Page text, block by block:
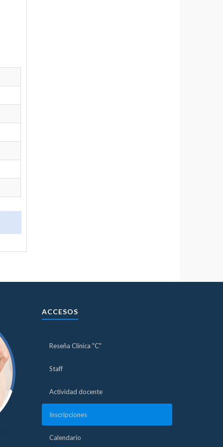
ACCESOS
Reseña Clínica "C"
Staff
Actividad docente
Inscripciones
Calendario